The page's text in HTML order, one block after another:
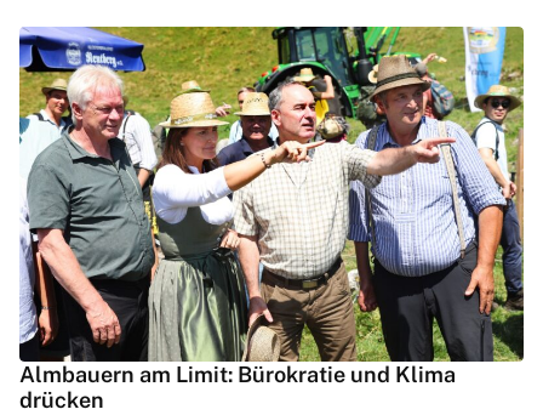
Almbauern am Limit: Bürokratie und Klima
drücken